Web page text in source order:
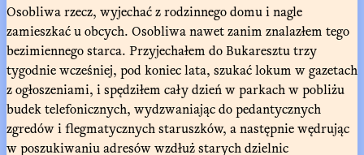
Osobliwa rzecz, wyjechać z rodzinnego domu i nagle
zamieszkać u obcych. Osobliwa nawet zanim znalazłem tego
bezimiennego starca. Przyjechałem do Bukaresztu trzy
tygodnie wcześniej, pod koniec lata, szukać lokum w gazetach
z ogłoszeniami, i spędziłem cały dzień w parkach w pobliżu
budek telefonicznych, wydzwaniając do pedantycznych
zgredów i flegmatycznych staruszków, a następnie wędrując
w poszukiwaniu adresów wzdłuż starych dzielnic